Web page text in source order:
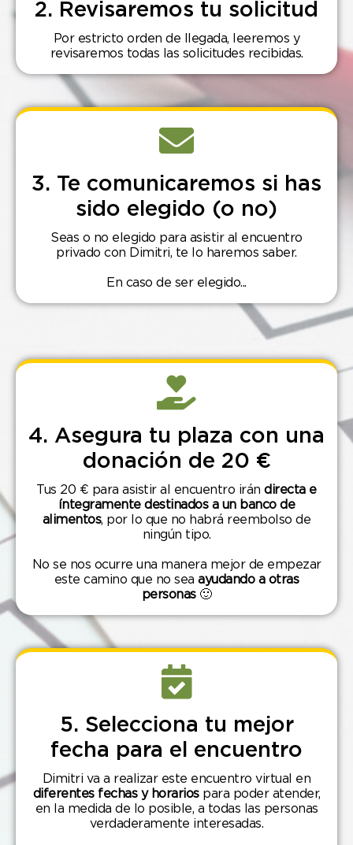
2. Revisaremos tu solicitud
Por estricto orden de llegada, leeremos y
revisaremos todas las solicitudes recibidas.
3. Te comunicaremos si has
sido elegido (o no)
Seas o no elegido para asistir al encuentro
privado con Dimitri, te lo haremos saber.
En caso de ser elegido...
4. Asegura tu plaza con una
donación de 20 €
Tus 20 € para asistir al encuentro irándirecta e
íntegramente destinados a un banco de
alimentos, por lo que no habrá reembolso de
ningún tipo.
No se nos ocurre una manera mejor de empezar
este camino que no seaayudando a otras
personas🙂
5. Selecciona tu mejor
fecha para el encuentro
Dimitri va a realizar este encuentro virtual en
diferentes fechas y horariospara poder atender,
en la medida de lo posible, a todas las personas
verdaderamente interesadas.